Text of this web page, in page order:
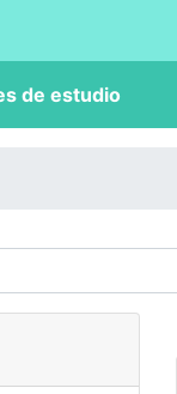
de estudio